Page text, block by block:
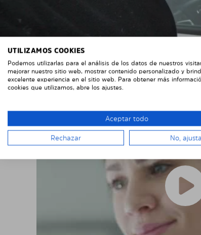
UTILIZAMOS COOKIES
Podemos utilizarlas para el análisis de los datos de nuestros
mejorar nuestro sitio web, mostrar contenido personalizado y
excelente experiencia en el sitio web. Para obtener más
cookies que utilizamos, abre los ajustes.
Aceptar todo
Rechazar No,